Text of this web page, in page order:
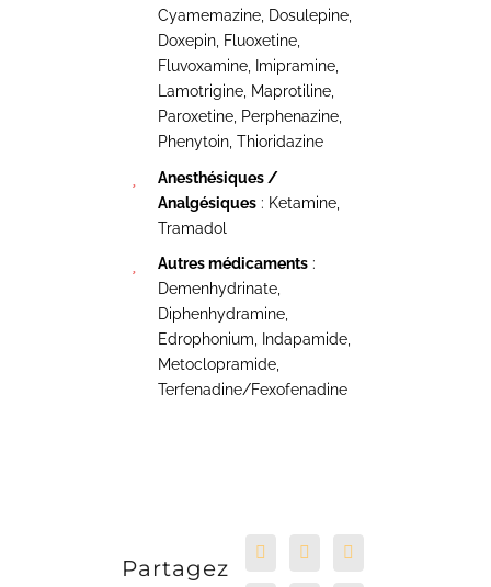
Cyamemazine, Dosulepine,
Doxepin, Fluoxetine,
Fluvoxamine, Imipramine,
Lamotrigine, Maprotiline,
Paroxetine, Perphenazine,
Phenytoin, Thioridazine
Anesthésiques /
Analgésiques : Ketamine,
Tramadol
Autres médicaments :
Demenhydrinate,
Diphenhydramine,
Edrophonium, Indapamide,
Metoclopramide,
Terfenadine/Fexofenadine
Partagez